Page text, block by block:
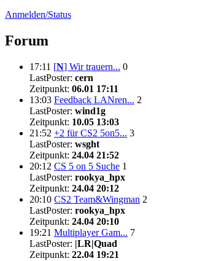
Anmelden/Status
Forum
17:11 [N] Wir trauern... 0
LastPoster: cern
Zeitpunkt: 06.01 17:11
13:03 Feedback LANren... 2
LastPoster: wind1g
Zeitpunkt: 10.05 13:03
21:52 +2 für CS2 5on5... 3
LastPoster: wsght
Zeitpunkt: 24.04 21:52
20:12 CS 5 on 5 Suche 1
LastPoster: rookya_hpx
Zeitpunkt: 24.04 20:12
20:10 CS2 Team&Wingman 2
LastPoster: rookya_hpx
Zeitpunkt: 24.04 20:10
19:21 Multiplayer Gam... 7
LastPoster: |LR|Quad
Zeitpunkt: 22.04 19:21